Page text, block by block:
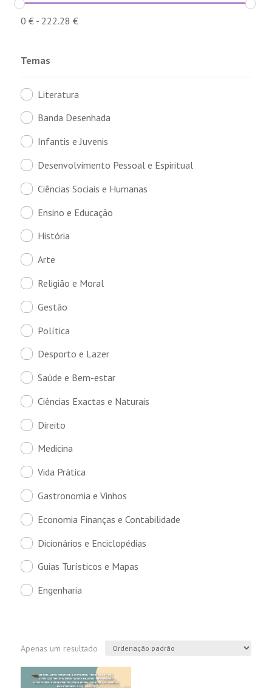
0 €- 222.28 €
Temas
Literatura
Banda Desenhada
Infantis e Juvenis
Desenvolvimento Pessoal e Espiritual
Ciências Sociais e Humanas
Ensino e Educação
História
Arte
Religião e Moral
Gestão
Política
Desporto e Lazer
Saúde e Bem-estar
Ciências Exactas e Naturais
Direito
Medicina
Vida Prática
Gastronomia e Vinhos
Economia Finanças e Contabilidade
Dicionários e Enciclopédias
Guias Turísticos e Mapas
Engenharia
Apenas um resultado